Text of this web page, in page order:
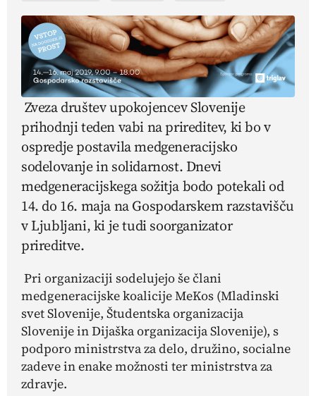
Zveza društev upokojencev Slovenije
prihodnji teden vabi na prireditev, ki bo v
ospredje postavila medgeneracijsko
sodelovanje in solidarnost. Dnevi
medgeneracijskega sožitja bodo potekali od
14. do 16. maja na Gospodarskem razstavišču
v Ljubljani, ki je tudi soorganizator
prireditve.
Pri organizaciji sodelujejo še člani
medgeneracijske koalicije MeKos (Mladinski
svet Slovenije, Študentska organizacija
Slovenije in Dijaška organizacija Slovenije), s
podporo ministrstva za delo, družino, socialne
zadeve in enake možnosti ter ministrstva za
zdravje.